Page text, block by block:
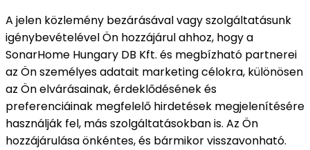
A jelen közlemény bezárásával vagy szolgáltatásunk
igénybevételével Ön hozzájárul ahhoz, hogy a
SonarHome Hungary DB Kft. és megbízható partnerei
az Ön személyes adatait marketing célokra, különösen
az Ön elvárásainak, érdeklődésének és
preferenciáinak megfelelő hirdetések megjelenítésére
használják fel, más szolgáltatásokban is. Az Ön
hozzájárulása önkéntes, és bármikor visszavonható.